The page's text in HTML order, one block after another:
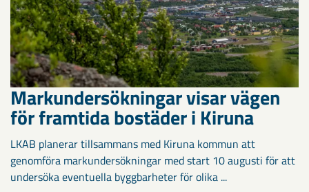
Markundersökningar visar vägen
för framtida bostäder i Kiruna
LKAB planerar tillsammans med Kiruna kommun att
genomföra markundersökningar med start 10 augusti för att
undersöka eventuella byggbarheter för olika ...